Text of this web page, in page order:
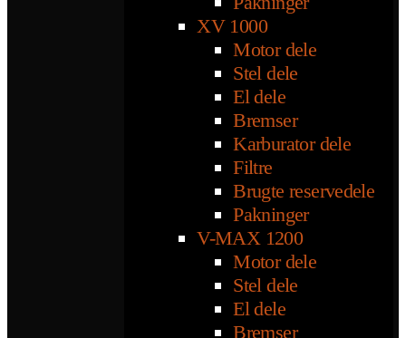
XV 1000
Motor dele
Stel dele
El dele
Bremser
Karburator dele
Filtre
Brugte reservedele
Pakninger
V-MAX 1200
Motor dele
Stel dele
El dele
Bremser